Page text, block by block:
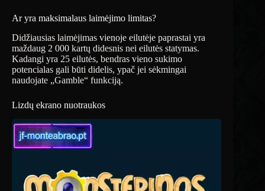
Ar yra maksimalaus laimėjimo limitas?
Didžiausias laimėjimas vienoje eilutėje paprastai yra
maždaug 2 000 kartų didesnis nei eilutės statymas.
Kadangi yra 25 eilutės, bendras vieno sukimo
potencialas gali būti didelis, ypač jei sėkmingai
naudojate „Gamble“ funkciją.
Lizdų ekrano nuotraukos